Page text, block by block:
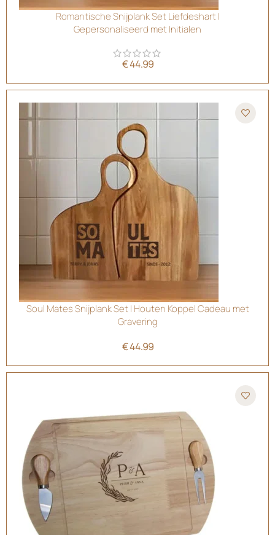
Romantische Snijplank Set Liefdeshart |
Gepersonaliseerd met Initialen
€44.99
Soul Mates Snijplank Set | Houten Koppel Cadeau met
Gravering
€44.99